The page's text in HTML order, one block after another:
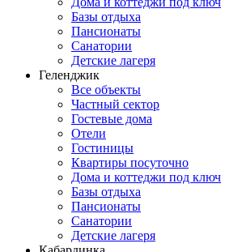
Базы отдыха
Пансионаты
Санатории
Детские лагеря
Геленджик
Все объекты
Частный сектор
Гостевые дома
Отели
Гостиницы
Квартиры посуточно
Дома и коттеджи под ключ
Базы отдыха
Пансионаты
Санатории
Детские лагеря